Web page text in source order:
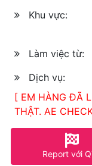
Khu vực:
Làm việc từ:
Dịch vụ:
[ EM HÀNG ĐÃ
THẬT. AE
Report với